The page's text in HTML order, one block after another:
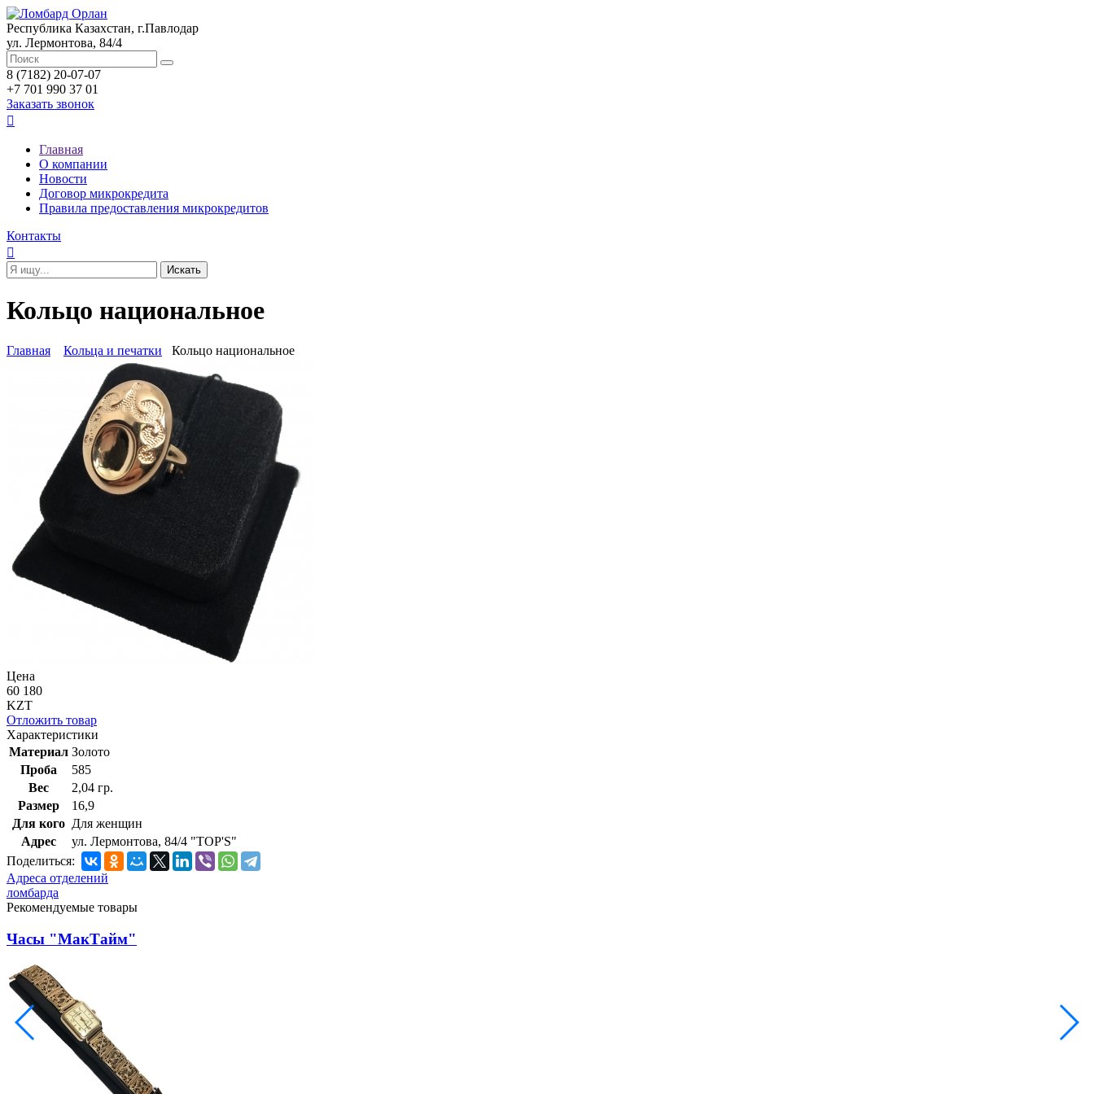
Республика Казахстан, г.Павлодар
ул. Лермонтова, 84/4
8 (7182) 20-07-07
+7 701 990 37 01
Заказать звонок

Главная
О компании
Новости
Договор микрокредита
Правила предоставления микрокредитов
Контакты

Кольцо национальное
Главная Кольца и печатки Кольцо национальное
Цена
60 180
KZT
Отложить товар
Характеристики
Материал Золото
Проба
585
Вес
2,04 гр.
Размер
16,9
Для кого Для женщин
Адрес
ул. Лермонтова, 84/4 "TOP'S"
Поделиться:
Адреса отделений
ломбарда
Рекомендуемые товары
Часы "МакТайм"